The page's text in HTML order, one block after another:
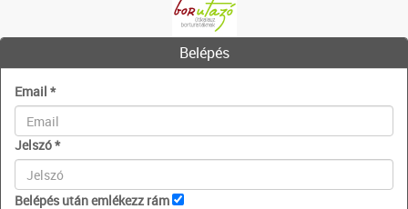
Belépés
Email *
Jelszó*
Belépés után emlékezz rám